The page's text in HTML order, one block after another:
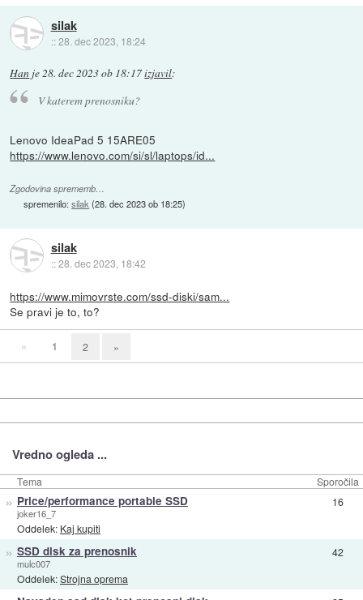
silak
::28. dec 2023, 18:24
Han je28. dec 2023 ob 18:17izjavil:
V katerem prenosniku?
Lenovo IdeaPad 5 15ARE05
https://www.lenovo.com/si/sl/laptops/id...
Zgodovina sprememb…
spremenilo:silak (28. dec 2023 ob 18:25)
silak
::28. dec 2023, 18:42
https://www.mimovrste.com/ssd-diski/sam...
Se pravi je to, to?
« 1 2 »
Vredno ogleda ...
Tema Sporočila
» Price/performance portable SSD
joker16_7
Oddelek: Kaj kupiti
16
» SSD disk za prenosnik
mulc007
Oddelek:Strojna oprema
42